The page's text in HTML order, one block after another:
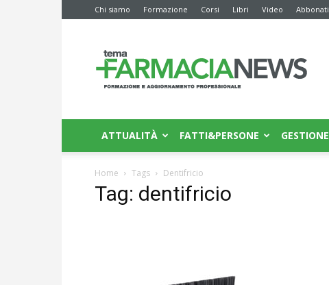
Chi siamo Formazione Corsi Libri Video Abbonati
News
ATTUALITÀ FATTI&PERSONE GESTIONE
Home Tags Dentifricio
Tag: dentifricio